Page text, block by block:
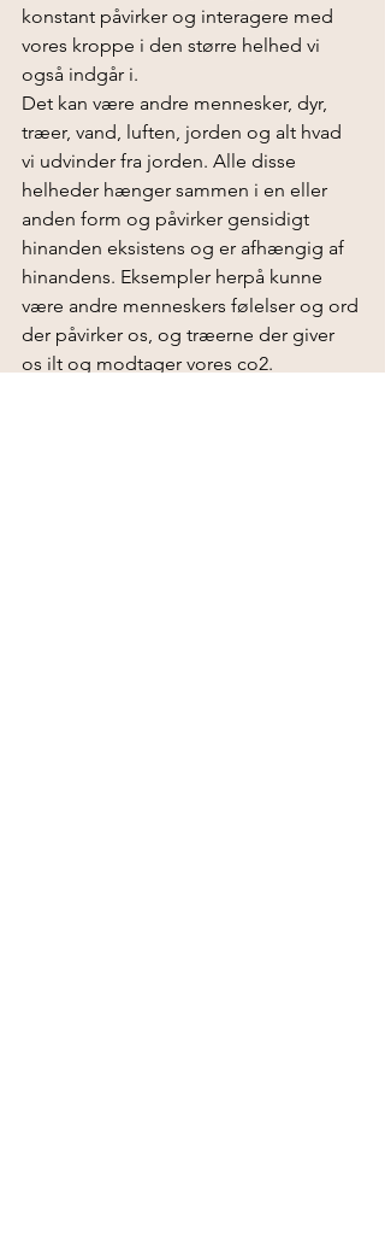
konstant påvirker og interagere med
vores kroppe i den større helhed vi
også indgår i.
Det kan være andre mennesker, dyr,
træer, vand, luften, jorden og alt hvad
vi udvinder fra jorden. Alle disse
helheder hænger sammen i en eller
anden form og påvirker gensidigt
hinanden eksistens og er afhængig af
hinandens. Eksempler herpå kunne
være andre menneskers følelser og ord
der påvirker os, og træerne der giver
os ilt og modtager vores co2.